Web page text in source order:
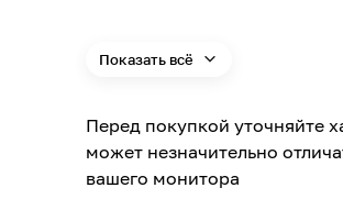
Номер цвета
Поверхность применения
Материал обработки
Показать всё
Перед покупкой уточняйте
может незначительно
вашего монитора